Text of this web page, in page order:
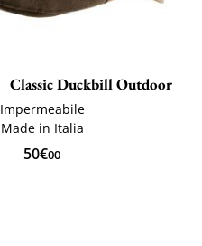
Classic Duckbill Outdoor
Impermeabile
Made in Italia
50€00